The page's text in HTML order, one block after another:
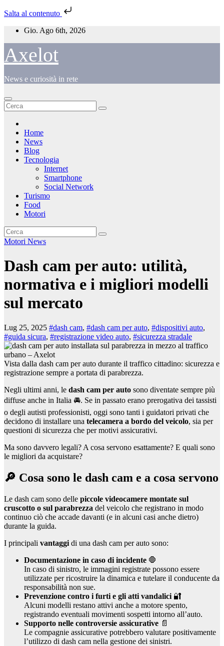
Salta al contenuto
Salta
contenuto
Gio. Ago 6th, 2026
Axelot
News e curiosità in rete
Home
News
Blog
Tecnologia
Internet
Smartphone
Social Network
Turismo
Food
Motori
Motori News
Dash cam per auto: utilità,
normativa e i migliori modelli
sul mercato
Lug 25, 2025 #dash cam, #dash cam per auto, #dispositivi auto,
#guida sicura, #registrazione video auto, #sicurezza stradale
Vista dalla dash cam per auto durante il traffico cittadino: sicurezza e
registrazione sempre a portata di parabrezza.
Negli ultimi anni, le dash cam per auto sono diventate sempre più
diffuse anche in Italia 🚘. Se in passato erano prerogativa dei tassisti
o degli autisti professionisti, oggi sono tanti i guidatori privati che
decidono di installare una telecamera a bordo del veicolo, sia per
questioni di sicurezza che per motivi assicurativi.
Ma sono davvero legali? A cosa servono esattamente? E quali sono
le migliori da acquistare?
🔎 Cosa sono le dash cam e a cosa servono
Le dash cam sono delle piccole videocamere montate sul
cruscotto o sul parabrezza del veicolo che registrano in modo
continuo ciò che accade davanti (e in alcuni casi anche dietro)
durante la guida.
I principali vantaggi di una dash cam per auto sono:
Documentazione in caso di incidente 🛑
In caso di sinistro, le immagini registrate possono essere
utilizzate per ricostruire la dinamica e tutelare il conducente da
responsabilità non sue.
Prevenzione contro i furti e gli atti vandalici 🔐
Alcuni modelli restano attivi anche a motore spento,
registrando eventuali movimenti sospetti intorno all’auto.
Supporto nelle controversie assicurative 📄
Le compagnie assicurative potrebbero valutare positivamente
l’utilizzo di dash cam nella gestione dei sinistri.